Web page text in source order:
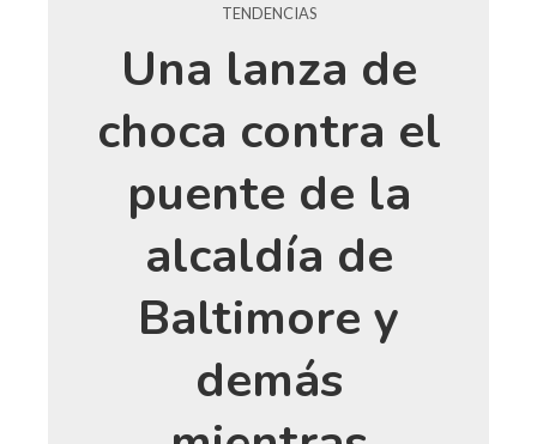
TENDENCIAS
Una lanza de
choca contra el
puente de la
alcaldía de
Baltimore y
demás